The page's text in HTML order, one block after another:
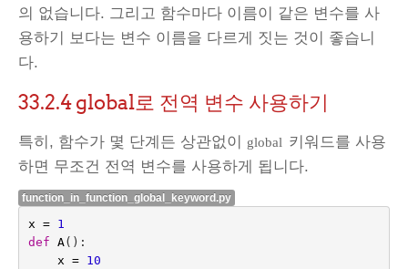
의 없습니다. 그리고 함수마다 이름이 같은 변수를 사
용하기 보다는 변수 이름을 다르게 짓는 것이 좋습니
다.
33.2.4global로 전역 변수 사용하기
특히, 함수가 몇 단계든 상관없이 global 키워드를 사용
하면 무조건 전역 변수를 사용하게 됩니다.
function_in_function_global_keyword.py
x =
1
def A():
x =
10